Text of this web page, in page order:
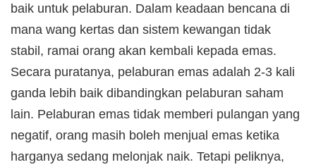
baik untuk pelaburan. Dalam keadaan bencana di
mana wang kertas dan sistem kewangan tidak
stabil, ramai orang akan kembali kepada emas.
Secara puratanya, pelaburan emas adalah 2-3 kali
ganda lebih baik dibandingkan pelaburan saham
lain. Pelaburan emas tidak memberi pulangan yang
negatif, orang masih boleh menjual emas ketika
harganya sedang melonjak naik. Tetapi peliknya,